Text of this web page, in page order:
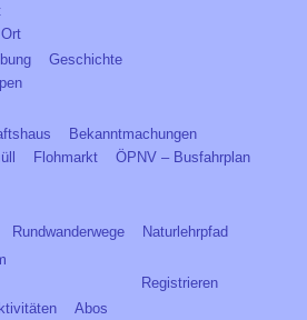
Geschichte
Bekanntmachungen
Flohmarkt
ÖPNV – Busfahrplan
Rundwanderwege
Naturlehrpfad
Abos
Registrieren